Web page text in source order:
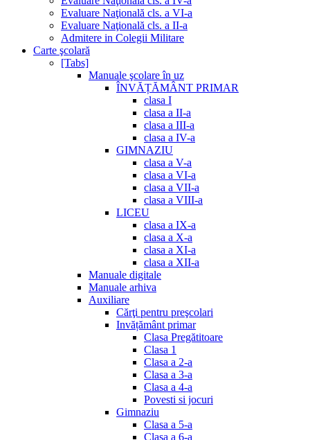
Evaluare Naţională cls. a VI-a
Evaluare Naţională cls. a II-a
Admitere in Colegii Militare
Carte şcolară
[Tabs]
Manuale şcolare în uz
ÎNVĂȚĂMÂNT PRIMAR
clasa I
clasa a II-a
clasa a III-a
clasa a IV-a
GIMNAZIU
clasa a V-a
clasa a VI-a
clasa a VII-a
clasa a VIII-a
LICEU
clasa a IX-a
clasa a X-a
clasa a XI-a
clasa a XII-a
Manuale digitale
Manuale arhiva
Auxiliare
Cărţi pentru preşcolari
Invățământ primar
Clasa Pregătitoare
Clasa 1
Clasa a 2-a
Clasa a 3-a
Clasa a 4-a
Povesti si jocuri
Gimnaziu
Clasa a 5-a
Clasa a 6-a